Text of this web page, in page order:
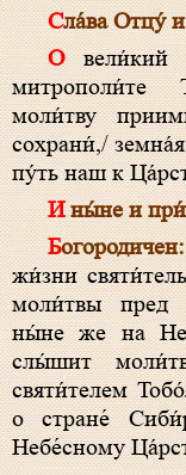
Сла́ва Отцу́
О вели́кий сиби́рский святи́телю Иоа́нне,
митрополи́те
моли́тву
сохрани́,/
пу́ть наш к
И ны́не и
Богородичен:
жи́зни
моли́твы пред
ны́не же на
слы́шит
святи́телем
о стране́
Небе́сному